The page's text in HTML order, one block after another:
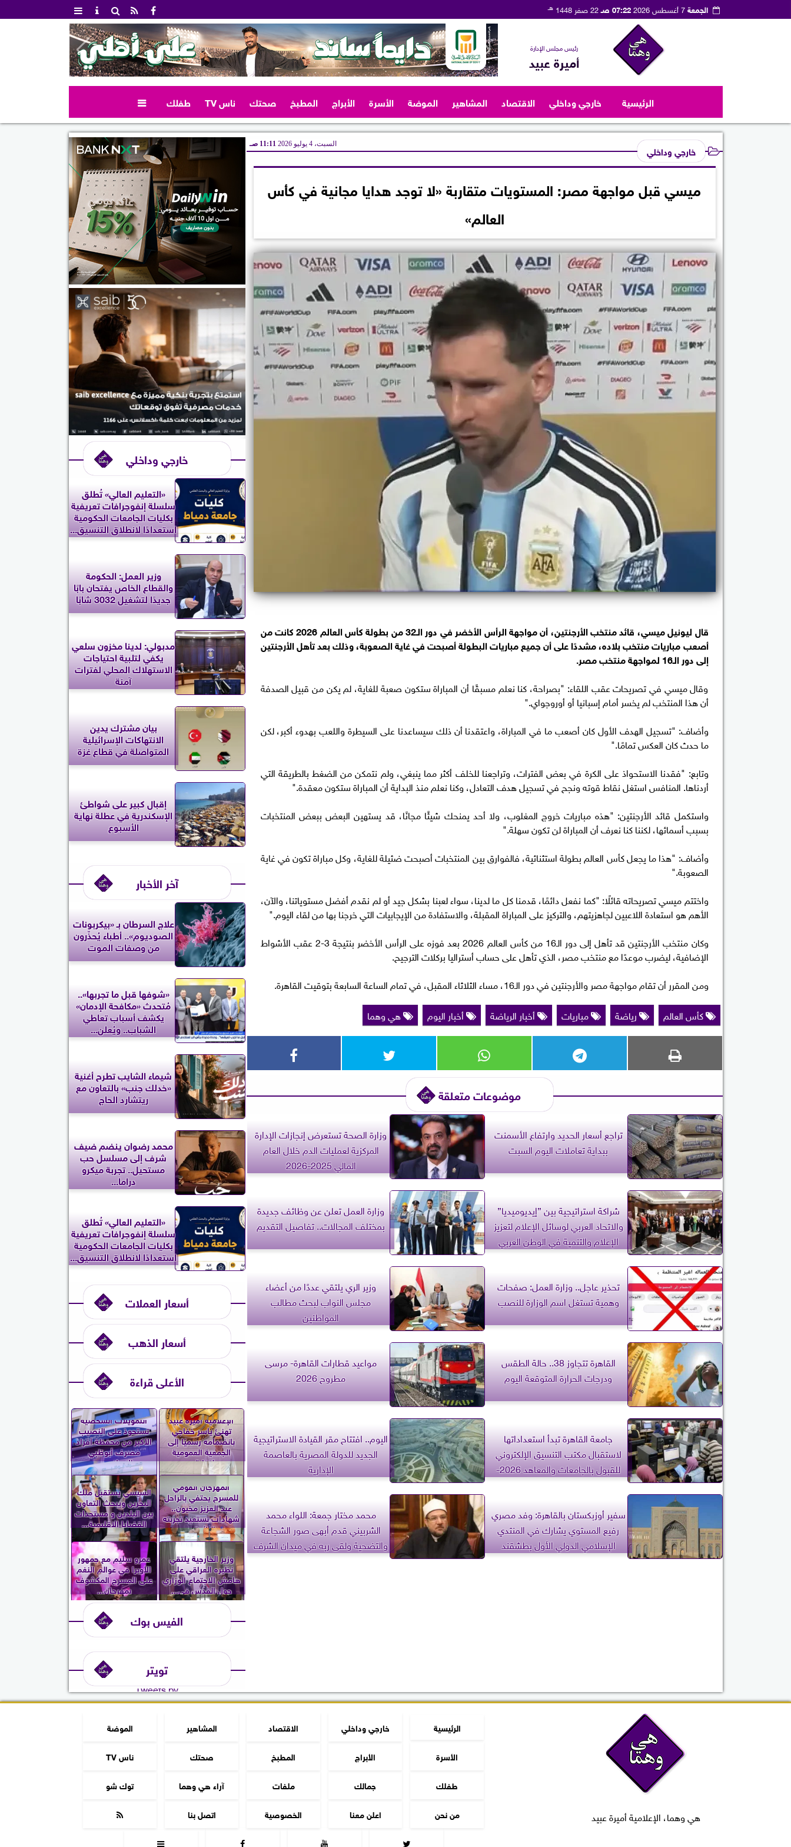
الجمعة7 أغسطس 2026 07:22 صـ 22 صفر 1448 هـ
رئيس مجلس الإدارة
أميرة عبيد
الرئيسية خارجي وداخلي الاقتصاد المشاهير الموضة الأسرة الأبراج المطبخ صحتك ناس TV طفلك 
خارجي وداخلي السبت، 4 يوليو 2026 11:11 صـ
ميسي قبل مواجهة مصر: المستويات متقاربة «لا توجد هدايا مجانية في كأس
العالم»
قال ليونيل ميسي، قائد منتخب الأرجنتين، أن مواجهة الرأس الأخضر في دور الـ32 من بطولة كأس العالم 2026 كانت من
أصعب مباريات منتخب بلاده، مشددًا على أن جميع مباريات البطولة أصبحت في غاية الصعوبة، وذلك بعد تأهل الأرجنتين
إلى دور الـ16 لمواجهة منتخب مصر.
وقال ميسي في تصريحات عقب اللقاء: "بصراحة، كنا نعلم مسبقًا أن المباراة ستكون صعبة للغاية، لم يكن من قبيل الصدفة
أن هذا المنتخب لم يخسر أمام إسبانيا أو أوروجواي."
وأضاف: "تسجيل الهدف الأول كان أصعب ما في المباراة، واعتقدنا أن ذلك سيساعدنا على السيطرة واللعب بهدوء أكبر، لكن
ما حدث كان العكس تمامًا."
وتابع: "فقدنا الاستحواذ على الكرة في بعض الفترات، وتراجعنا للخلف أكثر مما ينبغي، ولم نتمكن من الضغط بالطريقة التي
أردناها. المنافس استغل نقاط قوته ونجح في تسجيل هدف التعادل، وكنا نعلم منذ البداية أن المباراة ستكون معقدة."
واستكمل قائد الأرجنتين: "هذه مباريات خروج المغلوب، ولا أحد يمنحك شيئًا مجانًا، قد يستهين البعض ببعض المنتخبات
بسبب أسمائها، لكننا كنا نعرف أن المباراة لن تكون سهلة."
وأضاف: "هذا ما يجعل كأس العالم بطولة استثنائية، فالفوارق بين المنتخبات أصبحت ضئيلة للغاية، وكل مباراة تكون في غاية
الصعوبة."
واختتم ميسي تصريحاته قائلًا: "كما نفعل دائمًا، قدمنا كل ما لدينا، سواء لعبنا بشكل جيد أو لم نقدم أفضل مستوياتنا، والآن،
الأهم هو استعادة اللاعبين لجاهزيتهم، والتركيز على المباراة المقبلة، والاستفادة من الإيجابيات التي خرجنا بها من لقاء اليوم."
وكان منتخب الأرجنتين قد تأهل إلى دور الـ16 من كأس العالم 2026 بعد فوزه على الرأس الأخضر بنتيجة 3-2 عقب الأشواط
الإضافية، ليضرب موعدًا مع منتخب مصر، الذي تأهل على حساب أستراليا بركلات الترجيح.
ومن المقرر أن تقام مواجهة مصر والأرجنتين في دور الـ16، مساء الثلاثاء المقبل، في تمام الساعة السابعة بتوقيت القاهرة.
كأس العالم
رياضة مباريات أخبار الرياضة أخبار اليوم هي وهما
موضوعات متعلقة
تراجع أسعار الحديد وارتفاع الأسمنت
ببداية تعاملات اليوم السبت
وزارة الصحة تستعرض إنجازات الإدارة
المركزية لعمليات الدم خلال العام
المالي 2025-2026
شراكة استراتيجية بين ”إيديوميديا”
والاتحاد العربي لوسائل الإعلام لتعزيز
الإعلام والتنمية في الوطن العربي
وزارة العمل تعلن عن وظائف جديدة
بمختلف المجالات.. تفاصيل التقديم
تحذير عاجل.. وزارة العمل: صفحات
وهمية تستغل اسم الوزارة للنصب
وزير الري يلتقي عددًا من أعضاء
مجلس النواب لبحث مطالب
المواطنين
القاهرة تتجاوز 38.. حالة الطقس
ودرجات الحرارة المتوقعة اليوم
مواعيد قطارات القاهرة- مرسى
مطروح 2026
جامعة القاهرة تبدأ استعداداتها
لاستقبال مكتب التنسيق الإلكتروني
للقبول بالجامعات والمعاهد 2026-
اليوم.. افتتاح مقر القيادة الاستراتيجية
الجديد للدولة المصرية بالعاصمة
الإدارية
سفير أوزبكستان بالقاهرة: وفد مصري
رفيع المستوي يشارك في المنتدي
الإسلامي الدولي الأول بطشقند
محمد مختار جمعة: اللواء محمد
الشربيني قدم أبهى صور الشجاعة
والتضحية ولقى ربه في ميدان الشرف
خارجي وداخلي
«التعليم العالي» تُطلق
سلسلة إنفوجرافات تعريفية
بكليات الجامعات الحكومية
استعدادًا لانطلاق التنسيق...
وزير العمل: الحكومة
والقطاع الخاص يفتحان بابًا
جديدًا لتشغيل 3032 شابًا
مدبولي: لدينا مخزون سلعي
يكفي لتلبية احتياجات
الاستهلاك المحلي لفترات
آمنة
بيان مشترك يدين
الانتهاكات الإسرائيلية
المتواصلة في قطاع غزة
إقبال كبير على شواطئ
الإسكندرية في عطلة نهاية
الأسبوع
آخر الأخبار
علاج السرطان بـ «بيكربونات
الصوديوم».. أطباء يُحذّرون
من وصفات الموت
«شوفها قبل ما تجربها»..
مُتحدث «مكافحة الإدمان»
يكشف أسباب تعاطي
الشباب.. ويُعلن...
شيماء الشايب تطرح أغنية
«خدلك جنب» بالتعاون مع
ريتشارد الحاج
محمد رضوان ينضم ضيف
شرف إلى مسلسل حب
مستحيل.. تجربة ميكرو
دراما...
«التعليم العالي» تُطلق
سلسلة إنفوجرافات تعريفية
بكليات الجامعات الحكومية
استعدادًا لانطلاق التنسيق...
أسعار العملات
أسعار الذهب
الأعلى قراءة
الإعلامية أميرة عبيد
تهنئ ياسر خفاجي
بانضمامه رسميًا إلى
الجمعية العمومية
لنقابة...
التمويلات الشخصية
تستحوذ على النصيب
الأكبر من محفظة أفراد
مصرف أبوظبي
الإسلامي...
المهرجان القومي
للمسرح يحتفي بالراحل
عبد العزيز مخيون..
شهادات تستعيد تجربته
الرائدة...
السيسي يستقبل ملك
البحرين ويبحث التعاون
بين البلدين و مستجدات
القضايا الإقليمية...
وزير الخارجية يلتقي
نظيره العراقي على
هامش الاجتماع الوزاري
حول القدس في...
عمرو سليم مع جمهور
الأوبرا في عوالم النغم
على المسرح المكشوف
بمهرجان...
الفيس بوك
تويتر
Tweets by
هي وهما، الإعلامية أميرة عبيد
الرئيسية خارجي وداخلي الاقتصاد المشاهير
الموضة
الأسرة
الأبراج المطبخ صحتك
ناس TV
طفلك
جمالك ملفات آراء هي وهما
توك شو
من نحن
اعلن معنا الخصوصية اتصل بنا




